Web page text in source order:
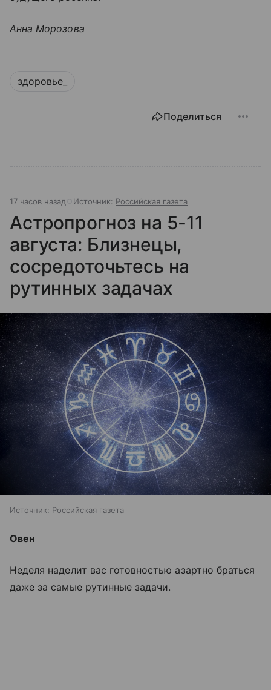
Анна Морозова
здоровье_
Поделиться
17 часов назад Источник: Российская газета
Астропрогноз на 5-11
августа: Близнецы,
сосредоточьтесь на
рутинных задачах
Источник: Российская газета
Овен
Неделя наделит вас готовностью азартно браться
даже за самые рутинные задачи.